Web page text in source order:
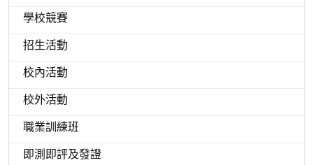
學校競賽
招生活動
校內活動
校外活動
職業訓練班
即測即評及發證